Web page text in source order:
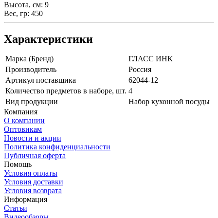
Высота, см: 9
Вес, гр: 450
Характеристики
Марка (Бренд)
ГЛАСС ИНК
Производитель
Россия
Артикул поставщика
62044-12
Количество предметов в наборе, шт. 4
Вид продукции
Набор кухонной посуды
Компания
О компании
Оптовикам
Новости и акции
Политика конфиденциальности
Публичная оферта
Помощь
Условия оплаты
Условия доставки
Условия возврата
Информация
Статьи